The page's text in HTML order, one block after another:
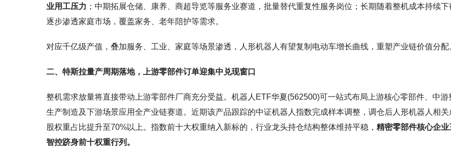
业用工压力 ；中期拓展仓储、康养、商超导览等服务业赛道，批量替代重复性服务岗位；长期随着整机成本持续下
逐步渗透家庭市场，覆盖家务、老年陪护等需求。
对应千亿级产值，叠加服务、工业、家庭等场景渗透，人形机器人有望复制电动车增长曲线，重塑产业链价值分配
二、特斯拉量产周期落地，上游零部件订单迎集中兑现窗口
整机需求放量将直接带动上游零部件厂商充分受益。机器人ETF华夏(562500)可一站式布局上游核心零部件、中游
生产制造及下游场景应用全产业链赛道。近期该产品跟踪的中证机器人指数完成样本调整，调仓后人形机器人相关
股权重占比提升至70%以上。指数前十大权重纳入新标的，行业龙头持仓结构整体维持平稳， 精密零部件核心企业
智控跻身前十权重行列。